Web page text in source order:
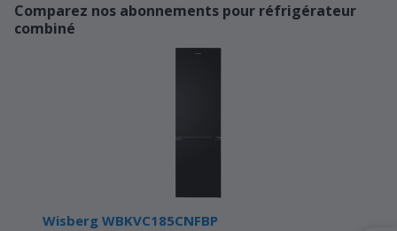
Comparez nos abonnements pour réfrigérateur
combiné
Wisberg WBKVC185CNFBP